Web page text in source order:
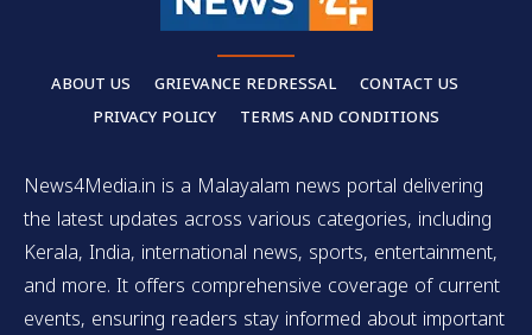
ABOUT US GRIEVANCE REDRESSAL
CONTACT US
PRIVACY POLICY
TERMS AND CONDITIONS
News4Media.in is a Malayalam news portal delivering
the latest updates across various categories, including
Kerala, India, international news, sports, entertainment,
and more. It offers comprehensive coverage of current
events, ensuring readers stay informed about important